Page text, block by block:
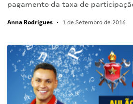
pagamento da taxa de
Anna Rodrigues • 1 de Setembro de 2016